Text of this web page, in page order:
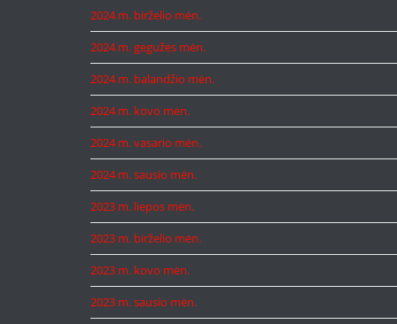
2024 m. birželio mėn.
2024 m. gegužės mėn.
2024 m. balandžio mėn.
2024 m. kovo mėn.
2024 m. vasario mėn.
2024 m. sausio mėn.
2023 m. liepos mėn.
2023 m. birželio mėn.
2023 m. kovo mėn.
2023 m. sausio mėn.